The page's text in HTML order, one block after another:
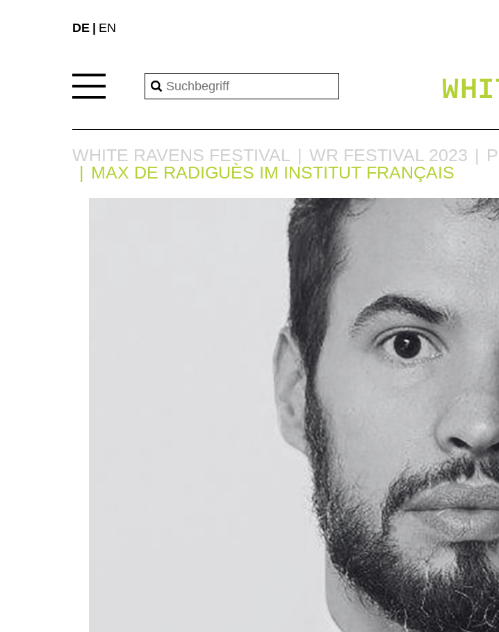
DE EN
WHITE RAVENS FESTIVAL WR FESTIVAL 2023
MAX DE RADIGUÈS IM INSTITUT FRANÇAIS